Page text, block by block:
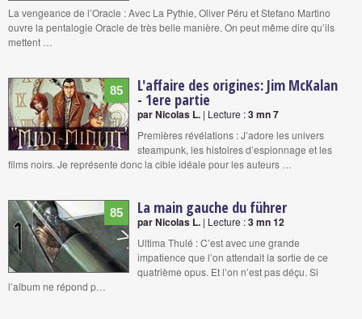
La vengeance de l’Oracle : Avec La Pythie, Oliver Péru et Stefano Martino
ouvre la pentalogie Oracle de très belle manière. On peut même dire qu’ils
mettent …
85 L'affaire des origines: Jim McKalan
- 1ere partie
par Nicolas L. | Lecture :3 mn 7
Premières révélations : J’adore les univers
steampunk, les histoires d’espionnage et les
films noirs. Je représente donc la cible idéale pour les auteurs …
85 La main gauche du führer
par Nicolas L. | Lecture :3 mn 12
Ultima Thulé : C’est avec une grande
impatience que l’on attendait la sortie de ce
quatrième opus. Et l’on n’est pas déçu. Si
l’album ne répond p…